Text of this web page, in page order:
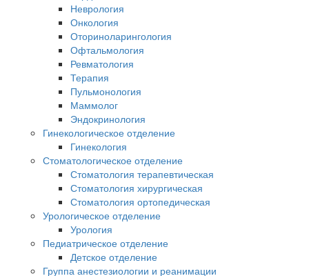
Неврология
Онкология
Оториноларингология
Офтальмология
Ревматология
Терапия
Пульмонология
Маммолог
Эндокринология
Гинекологическое отделение
Гинекология
Стоматологическое отделение
Стоматология терапевтическая
Стоматология хирургическая
Стоматология ортопедическая
Урологическое отделение
Урология
Педиатрическое отделение
Детское отделение
Группа анестезиологии и реанимации